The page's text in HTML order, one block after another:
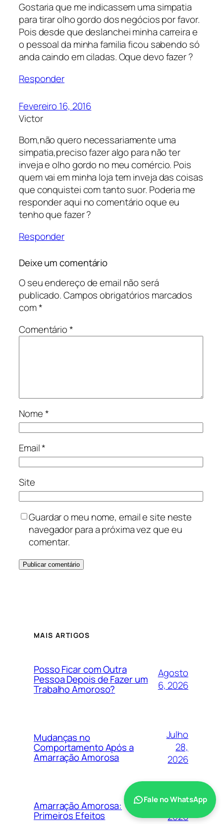
Gostaria que me indicassem uma simpatia
para tirar olho gordo dos negócios por favor.
Pois desde que deslanchei minha carreira e
o pessoal da minha familia ficou sabendo só
anda caindo em ciladas. Oque devo fazer ?
Responder
Fevereiro 16, 2016
Victor
Bom,não quero necessariamente uma
simpatia,preciso fazer algo para não ter
inveja e olho gordo no meu comércio. Pois
quem vai em minha loja tem inveja das coisas
que conquistei com tanto suor. Poderia me
responder aqui no comentário oque eu
tenho que fazer ?
Responder
Deixe um comentário
O seu endereço de email não será
publicado.Campos obrigatórios marcados
com*
Comentário*
Nome*
Email*
Site
Guardar o meu nome, email e site neste
navegador para a próxima vez que eu
comentar.
MAIS ARTIGOS
Posso Ficar com Outra
Pessoa Depois de Fazer um
Trabalho Amoroso?
Agosto
6, 2026
Mudanças no
Comportamento Após a
Amarração Amorosa
Julho
28,
2026
Amarração Amorosa:
Primeiros Efeitos
Julho 25,
2026
Fale no WhatsApp